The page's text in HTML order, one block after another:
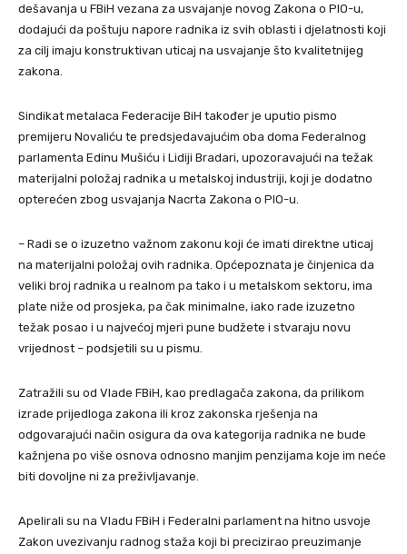
dešavanja u FBiH vezana za usvajanje novog Zakona o PIO-u,
dodajući da poštuju napore radnika iz svih oblasti i djelatnosti koji
za cilj imaju konstruktivan uticaj na usvajanje što kvalitetnijeg
zakona.
Sindikat metalaca Federacije BiH također je uputio pismo
premijeru Novaliću te predsjedavajućim oba doma Federalnog
parlamenta Edinu Mušiću i Lidiji Bradari, upozoravajući na težak
materijalni položaj radnika u metalskoj industriji, koji je dodatno
opterećen zbog usvajanja Nacrta Zakona o PIO-u.
– Radi se o izuzetno važnom zakonu koji će imati direktne uticaj
na materijalni položaj ovih radnika. Općepoznata je činjenica da
veliki broj radnika u realnom pa tako i u metalskom sektoru, ima
plate niže od prosjeka, pa čak minimalne, iako rade izuzetno
težak posao i u najvećoj mjeri pune budžete i stvaraju novu
vrijednost – podsjetili su u pismu.
Zatražili su od Vlade FBiH, kao predlagača zakona, da prilikom
izrade prijedloga zakona ili kroz zakonska rješenja na
odgovarajući način osigura da ova kategorija radnika ne bude
kažnjena po više osnova odnosno manjim penzijama koje im neće
biti dovoljne ni za preživljavanje.
Apelirali su na Vladu FBiH i Federalni parlament na hitno usvoje
Zakon uvezivanju radnog staža koji bi precizirao preuzimanje